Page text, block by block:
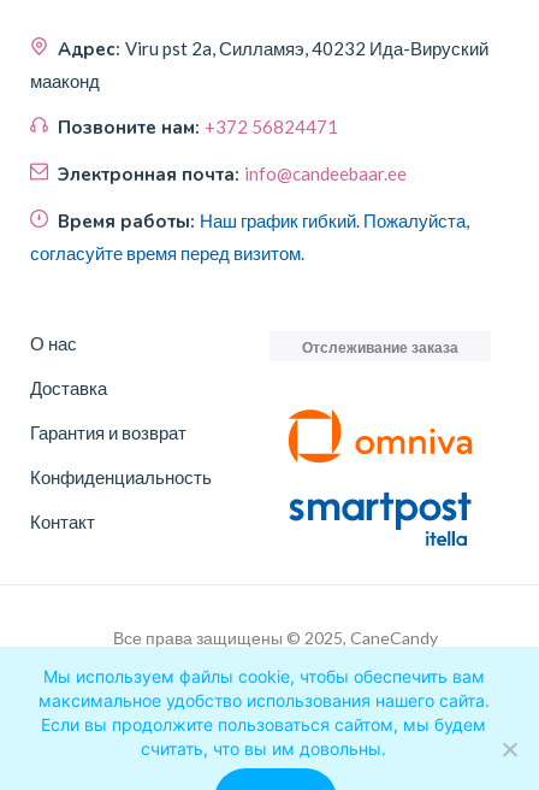
Адрес: Viru pst 2a, Силламяэ, 40232 Ида-Вируский
мааконд
Позвоните нам: +372 56824471
Электронная почта: info@candeebaar.ee
Время работы: Наш график гибкий. Пожалуйста,
согласуйте время перед визитом.
О нас
Доставка
Гарантия и возврат
Конфиденциальность
Контакт
Отслеживание заказа
Все права защищены © 2025, CaneCandy
OÜ
Мы используем файлы cookie, чтобы обеспечить вам
максимальное удобство использования нашего сайта.
Если вы продолжите пользоваться сайтом, мы будем
считать, что вы им довольны.